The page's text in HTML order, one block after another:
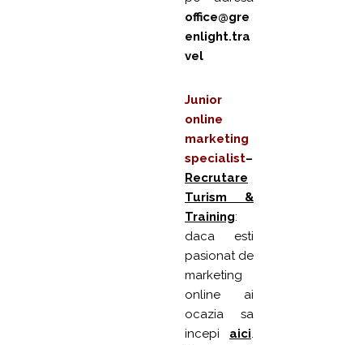
office@gre
enlight.tra
vel
Junior
online
marketing
specialist–
Recrutare
Turism &
Training:
daca esti
pasionat de
marketing
online ai
ocazia sa
incepi aici.